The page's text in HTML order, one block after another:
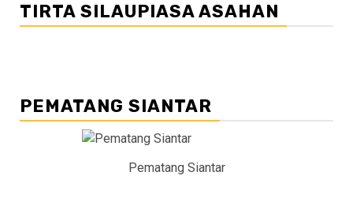
TIRTA SILAUPIASA ASAHAN
PEMATANG SIANTAR
Pematang Siantar